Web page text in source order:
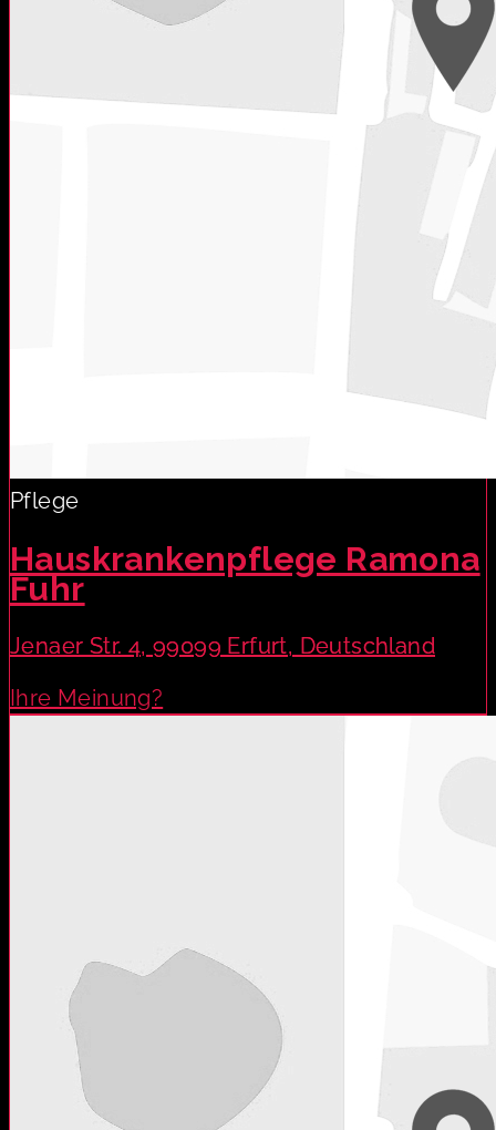
Pflege
Hauskrankenpflege Ramona
Fuhr
Jenaer Str. 4, 99099 Erfurt, Deutschland
Ihre Meinung?